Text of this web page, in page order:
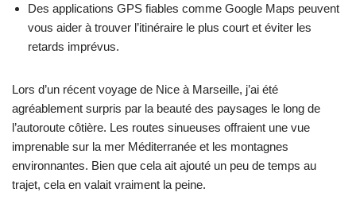
Des applications GPS fiables comme Google Maps peuvent
vous aider à trouver l’itinéraire le plus court et éviter les
retards imprévus.
Lors d’un récent voyage de Nice à Marseille, j’ai été
agréablement surpris par la beauté des paysages le long de
l’autoroute côtière. Les routes sinueuses offraient une vue
imprenable sur la mer Méditerranée et les montagnes
environnantes. Bien que cela ait ajouté un peu de temps au
trajet, cela en valait vraiment la peine.